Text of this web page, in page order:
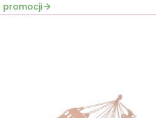
promocji